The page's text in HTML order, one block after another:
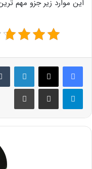
این موارد زیر جزو مهم
تلگرام اشتراک گذاری از طریق ایمیل چاپ